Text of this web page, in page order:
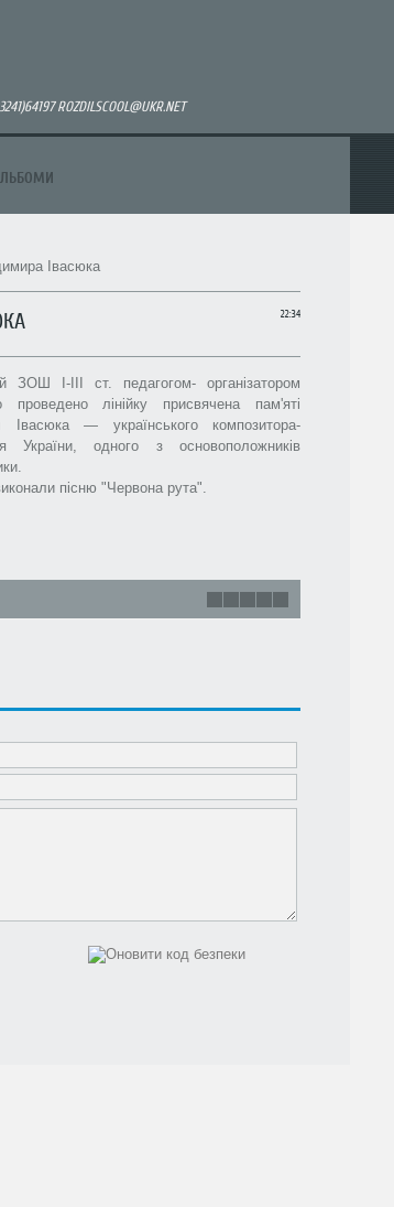
ROZDILSCOOL@UKR.NET
Івасюка
22:34
ЗОШ І-ІІІ ст. педагогом- організатором
лінійку присвячена пам'яті
Івасюка — українського композитора-
України, одного з основоположників
пісню "Червона рута".